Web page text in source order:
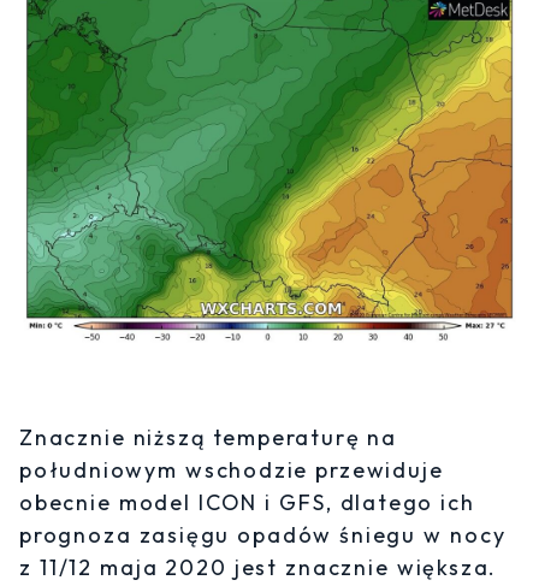
Znacznie niższą temperaturę na
południowym wschodzie przewiduje
obecnie model ICON i GFS, dlatego ich
prognoza zasięgu opadów śniegu w nocy
z 11/12 maja 2020 jest znacznie większa.